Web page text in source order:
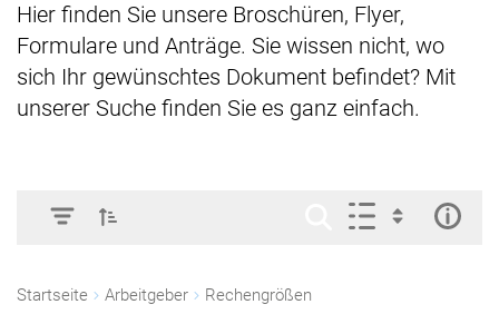
Hier finden Sie unsere Broschüren, Flyer,
Formulare und Anträge. Sie wissen nicht, wo
sich Ihr gewünschtes Dokument befindet? Mit
unserer Suche finden Sie es ganz einfach.
Startseite Arbeitgeber Rechengrößen